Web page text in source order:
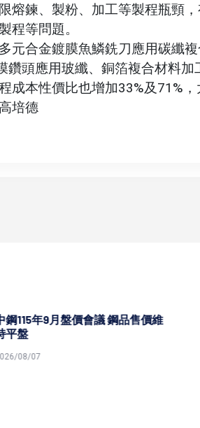
熔鍊、製粉、加工等製程瓶頸
程等問題。
元合金鍍膜魚鱗銑刀應用碳纖
鑽頭應用玻纖、銅箔複合材料加
成本性價比也增加33%及71%，
培德
會議 鋼品售價維